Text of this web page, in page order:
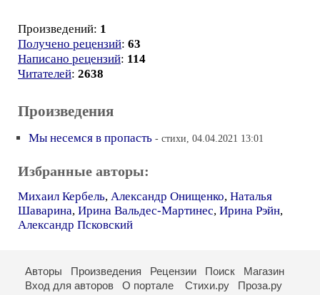
Произведений: 1
Получено рецензий: 63
Написано рецензий: 114
Читателей: 2638
Произведения
Мы несемся в пропасть - стихи, 04.04.2021 13:01
Избранные авторы:
Михаил Кербель, Александр Онищенко, Наталья
Шаварина, Ирина Вальдес-Мартинес, Ирина Рэйн,
Александр Псковский
Авторы Произведения Рецензии Поиск
Магазин
Вход для авторов
О портале Стихи.ру Проза.ру